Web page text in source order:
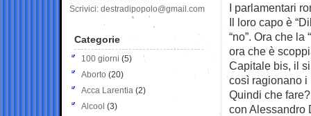
I parlamentari
Il loro capo è
“no”. Ora che
ora che è
Capitale bis, il
così ragionano
Quindi che
con Alessandro
Scrivici: destradipopolo@gmail.com
Categorie
100 giorni (5)
Aborto (20)
Acca Larentia (2)
Alcool (3)